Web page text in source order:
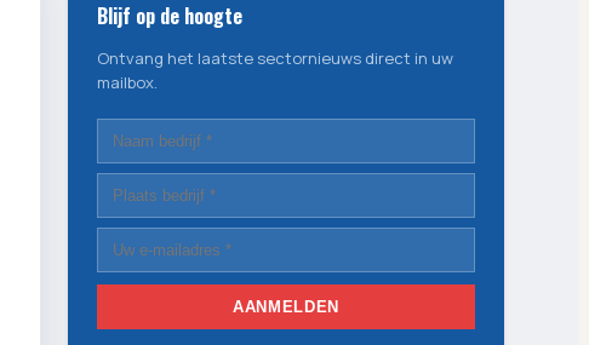
Blijf op de hoogte
Ontvang het laatste sectornieuws direct in uw
mailbox.
AANMELDEN